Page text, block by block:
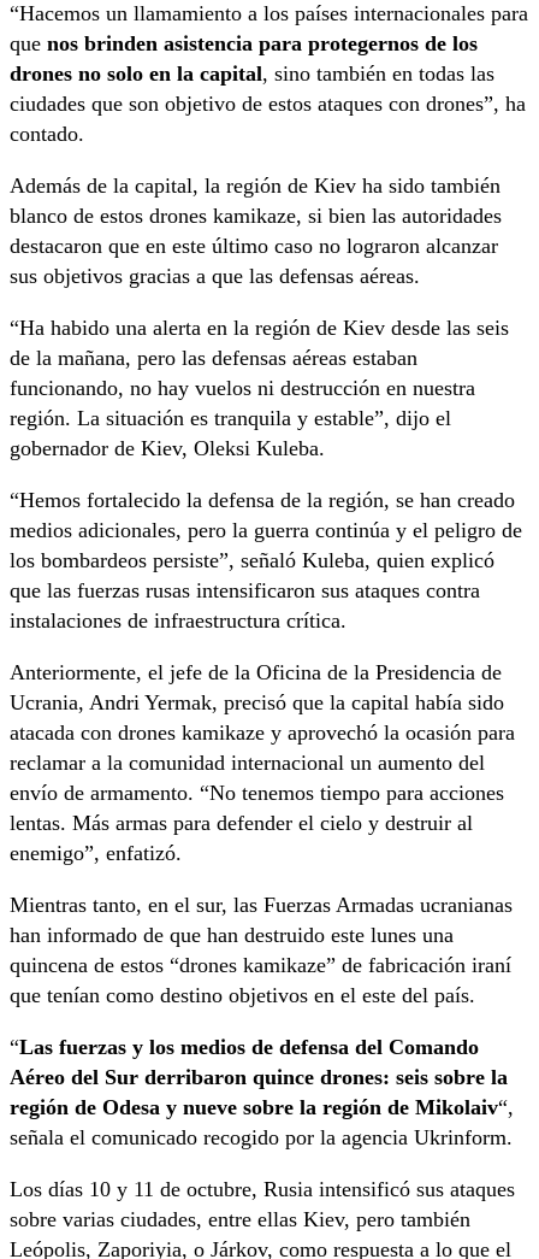
“Hacemos un llamamiento a los países internacionales para
que nos brinden asistencia para protegernos de los
drones no solo en la capital, sino también en todas las
ciudades que son objetivo de estos ataques con drones”, ha
contado.
Además de la capital, la región de Kiev ha sido también
blanco de estos drones kamikaze, si bien las autoridades
destacaron que en este último caso no lograron alcanzar
sus objetivos gracias a que las defensas aéreas.
“Ha habido una alerta en la región de Kiev desde las seis
de la mañana, pero las defensas aéreas estaban
funcionando, no hay vuelos ni destrucción en nuestra
región. La situación es tranquila y estable”, dijo el
gobernador de Kiev, Oleksi Kuleba.
“Hemos fortalecido la defensa de la región, se han creado
medios adicionales, pero la guerra continúa y el peligro de
los bombardeos persiste”, señaló Kuleba, quien explicó
que las fuerzas rusas intensificaron sus ataques contra
instalaciones de infraestructura crítica.
Anteriormente, el jefe de la Oficina de la Presidencia de
Ucrania, Andri Yermak, precisó que la capital había sido
atacada con drones kamikaze y aprovechó la ocasión para
reclamar a la comunidad internacional un aumento del
envío de armamento. “No tenemos tiempo para acciones
lentas. Más armas para defender el cielo y destruir al
enemigo”, enfatizó.
Mientras tanto, en el sur, las Fuerzas Armadas ucranianas
han informado de que han destruido este lunes una
quincena de estos “drones kamikaze” de fabricación iraní
que tenían como destino objetivos en el este del país.
“Las fuerzas y los medios de defensa del Comando
Aéreo del Sur derribaron quince drones: seis sobre la
región de Odesa y nueve sobre la región de Mikolaiv“,
señala el comunicado recogido por la agencia Ukrinform.
Los días 10 y 11 de octubre, Rusia intensificó sus ataques
sobre varias ciudades, entre ellas Kiev, pero también
Leópolis, Zaporiyia, o Járkov, como respuesta a lo que el